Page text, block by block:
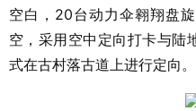
空白，20台动力伞翱翔盘
空，采用空中定向打卡与陆
式在古村落古道上进行定向。